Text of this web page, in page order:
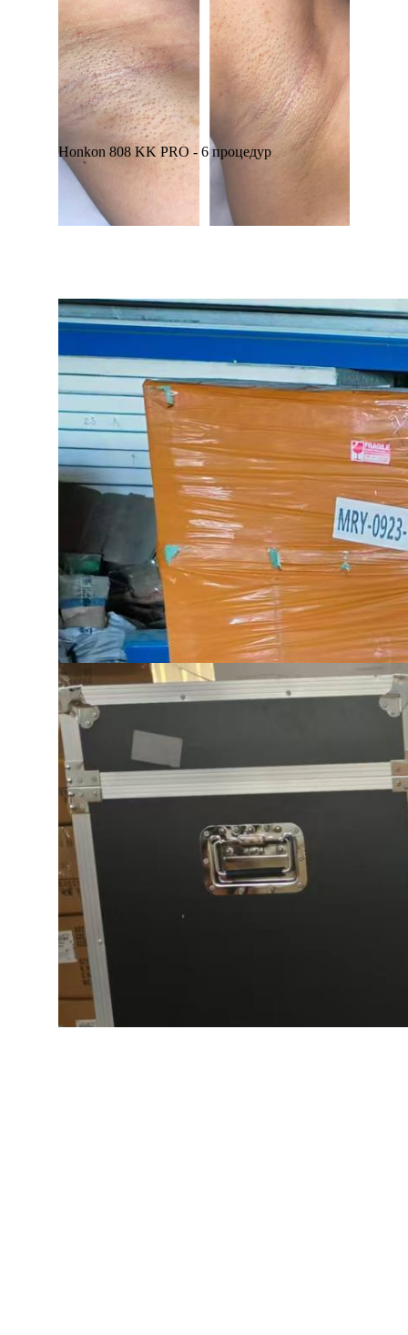
Honkon 808 KK PRO - 6 процедур